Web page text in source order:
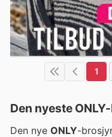
1
Den nyeste
Den nye ONLY-